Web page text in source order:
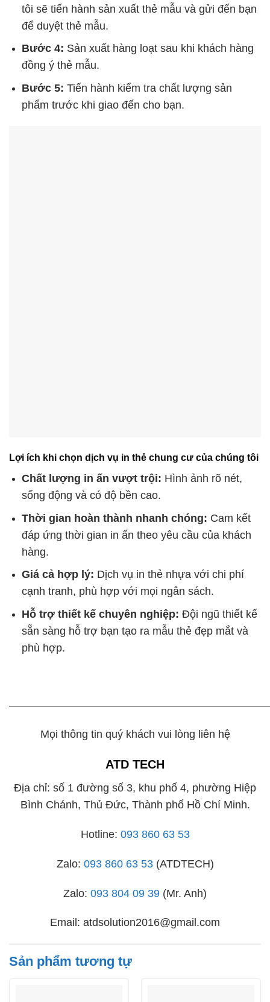
tôi sẽ tiến hành sản xuất thẻ mẫu và gửi đến bạn
để duyệt thẻ mẫu.
Bước 4: Sản xuất hàng loạt sau khi khách hàng
đồng ý thẻ mẫu.
Bước 5: Tiến hành kiểm tra chất lượng sản
phẩm trước khi giao đến cho bạn.
Lợi ích khi chọn dịch vụ in thẻ chung cư của chúng tôi
Chất lượng in ấn vượt trội: Hình ảnh rõ nét,
sống động và có độ bền cao.
Thời gian hoàn thành nhanh chóng: Cam kết
đáp ứng thời gian in ấn theo yêu cầu của khách
hàng.
Giá cả hợp lý: Dịch vụ in thẻ nhựa với chi phí
cạnh tranh, phù hợp với mọi ngân sách.
Hỗ trợ thiết kế chuyên nghiệp: Đội ngũ thiết kế
sẵn sàng hỗ trợ bạn tạo ra mẫu thẻ đẹp mắt và
phù hợp.
Mọi thông tin quý khách vui lòng liên hệ
ATD TECH
Địa chỉ: số 1 đường số 3, khu phố 4, phường Hiệp
Bình Chánh, Thủ Đức, Thành phố Hồ Chí Minh.
Hotline: 093 860 63 53
Zalo: 093 860 63 53 (ATDTECH)
Zalo: 093 804 09 39 (Mr. Anh)
Email: atdsolution2016@gmail.com
Sản phẩm tương tự